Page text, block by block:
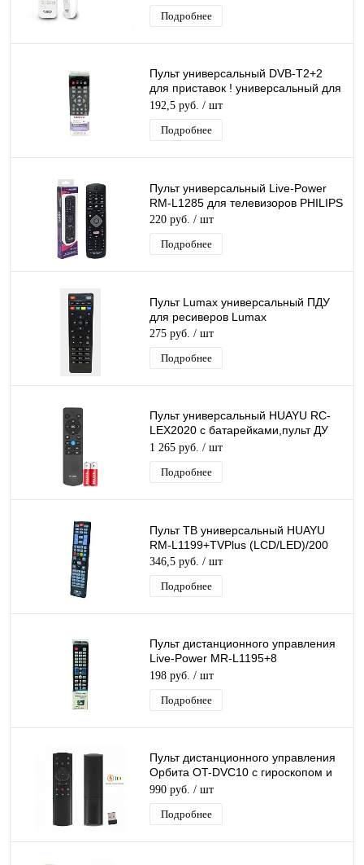
Подробнее
Пульт универсальный DVB-T2+2
для приставок ! универсальный для
разных моделей DVB-T2
192,5 руб. / шт
Подробнее
Пульт универсальный Live-Power
RM-L1285 для телевизоров PHILIPS
220 руб. / шт
Подробнее
Пульт Lumax универсальный ПДУ
для ресиверов Lumax
275 руб. / шт
Подробнее
Пульт универсальный HUAYU RC-
LEX2020 с батарейками,пульт ДУ
для телевизоров BBK,голосовое
управление
1 265 руб. / шт
Подробнее
Пульт ТВ универсальный HUAYU
RM-L1199+TVPlus (LCD/LED)/200
346,5 руб. / шт
Подробнее
Пульт дистанционного управления
Live-Power MR-L1195+8
Универсальный пульт для
телевизоров
198 руб. / шт
Подробнее
Пульт дистанционного управления
Орбита OT-DVC10 с гироскопом и
голосовым управлением, USB, 2.4G
990 руб. / шт
Подробнее